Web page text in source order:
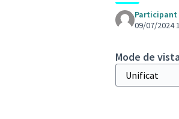
Participant
09/07/2024
Mode de